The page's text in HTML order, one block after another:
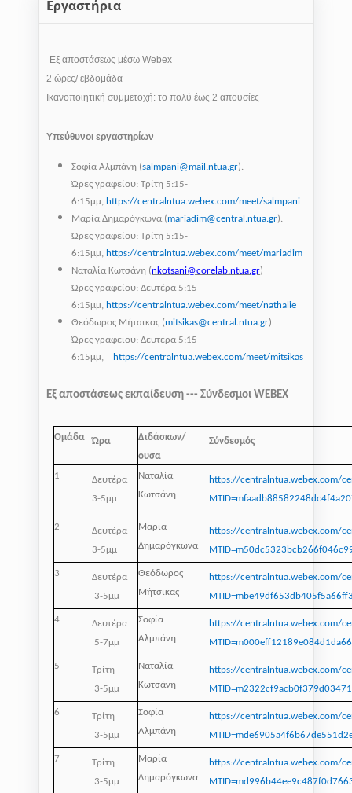
Εργαστήρια
Εξ αποστάσεως μέσω Webex
2 ώρες/ εβδομάδα
Ικανοποιητική συμμετοχή: το πολύ έως 2 απουσίες
Υπεύθυνοι εργαστηρίων
Σοφία Αλμπάνη (salmpani@mail.ntua.gr).
Ώρες γραφείου: Τρίτη 5:15-
6:15μμ, https://centralntua.webex.com/meet/salmpani
Μαρία Δημαρόγκωνα (mariadim@central.ntua.gr).
Ώρες γραφείου: Τρίτη 5:15-
6:15μμ, https://centralntua.webex.com/meet/mariadim
Ναταλία Κωτσάνη (nkotsani@corelab.ntua.gr)
Ώρες γραφείου: Δευτέρα 5:15-
6:15μμ, https://centralntua.webex.com/meet/nathalie
Θεόδωρος Μήτσικας (mitsikas@central.ntua.gr)
Ώρες γραφείου: Δευτέρα 5:15-
6:15μμ,
https://centralntua.webex.com/meet/mitsikas
Εξ αποστάσεως εκπαίδευση --- Σύνδεσμοι WEBEX
Ομάδα Ώρα
Διδάσκων/
ουσα
Σύνδεσμός
1
Δευτέρα
3-5μμ
Ναταλία
Κωτσάνη
https://centralntua.webex.com/
2
Δευτέρα
3-5μμ
Μαρία
Δημαρόγκωνα
https://centralntua.webex.com/
3
Δευτέρα
3-5μμ
Θεόδωρος
Μήτσικας
https://centralntua.webex.com/
4
Δευτέρα
5-7μμ
Σοφία
Αλμπάνη
https://centralntua.webex.com/
5
Τρίτη
3-5μμ
Ναταλία
Κωτσάνη
https://centralntua.webex.com/
6
Τρίτη
3-5μμ
Σοφία
Αλμπάνη
https://centralntua.webex.com/
7
Τρίτη
3-5μμ
Μαρία
Δημαρόγκωνα
https://centralntua.webex.com/